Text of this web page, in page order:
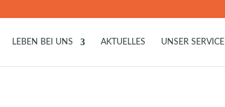
LEBEN BEI UNS AKTUELLES UNSER SERVICE